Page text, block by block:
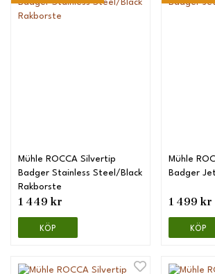
Mühle ROCCA Silvertip
Badger Stainless Steel/Black
Rakborste
1 449 kr
KÖP
Mühle
Badger
1 499 kr
KÖP